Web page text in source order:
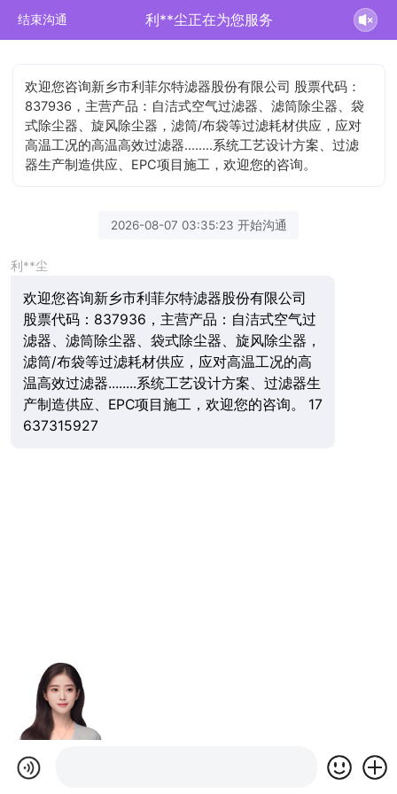
结束沟通 利**尘正在为您服务
欢迎您咨询新乡市利菲尔特滤器股份有限公司 股票代码：
837936，主营产品：自洁式空气过滤器、滤筒除尘器、袋
式除尘器、旋风除尘器，滤筒/布袋等过滤耗材供应，应对
高温工况的高温高效过滤器........系统工艺设计方案、过滤
器生产制造供应、EPC项目施工，欢迎您的咨询。
2026-08-07 03:35:23 开始沟通
利**尘
欢迎您咨询新乡市利菲尔特滤器股份有限公司
股票代码：837936，主营产品：自洁式空气过
滤器、滤筒除尘器、袋式除尘器、旋风除尘器，
滤筒/布袋等过滤耗材供应，应对高温工况的高
温高效过滤器........系统工艺设计方案、过滤器生
产制造供应、EPC项目施工，欢迎您的咨询。 17
637315927